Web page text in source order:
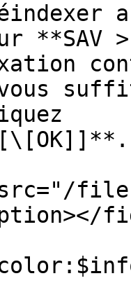
**SAV
files/